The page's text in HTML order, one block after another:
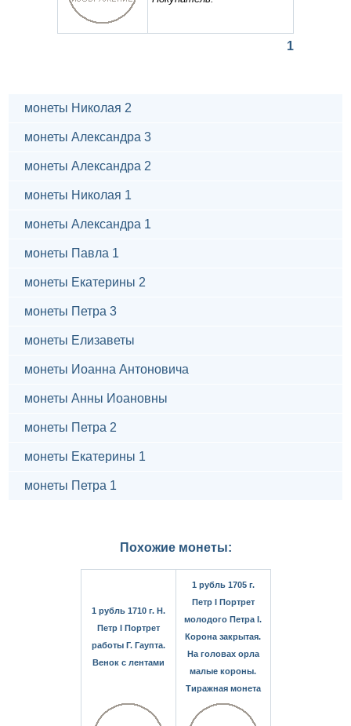
1
монеты Николая 2
монеты Александра 3
монеты Александра 2
монеты Николая 1
монеты Александра 1
монеты Павла 1
монеты Екатерины 2
монеты Петра 3
монеты Елизаветы
монеты Иоанна Антоновича
монеты Анны Иоановны
монеты Петра 2
монеты Екатерины 1
монеты Петра 1
Похожие монеты:
1 рубль 1710 г. Н.
Петр I Портрет
работы Г. Гаупта.
Венок с лентами
1 рубль 1705 г.
Петр I Портрет
молодого Петра I.
Корона закрытая.
На головах орла
малые короны.
Тиражная монета